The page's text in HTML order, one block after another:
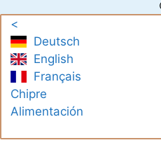
contenido
<
Deutsch
English
Français
Chipre
Alimentación